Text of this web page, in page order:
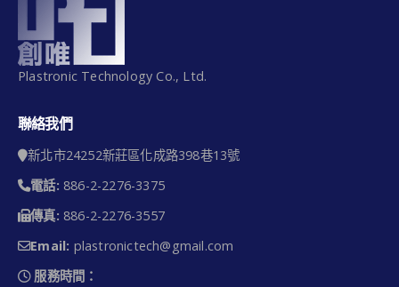
Plastronic Technology Co., Ltd.
聯絡我們
新北市24252新莊區化成路398巷13號
電話: 886-2-2276-3375
傳真: 886-2-2276-3557
Email: plastronictech@gmail.com
服務時間：